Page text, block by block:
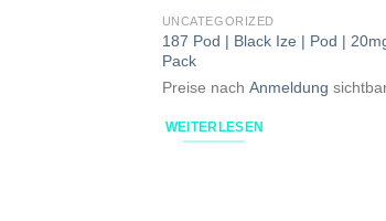
UNCATEGORIZED
187 Pod | Black Ize | Pod |
Pack
Preise nach Anmeldung
WEITERLESEN